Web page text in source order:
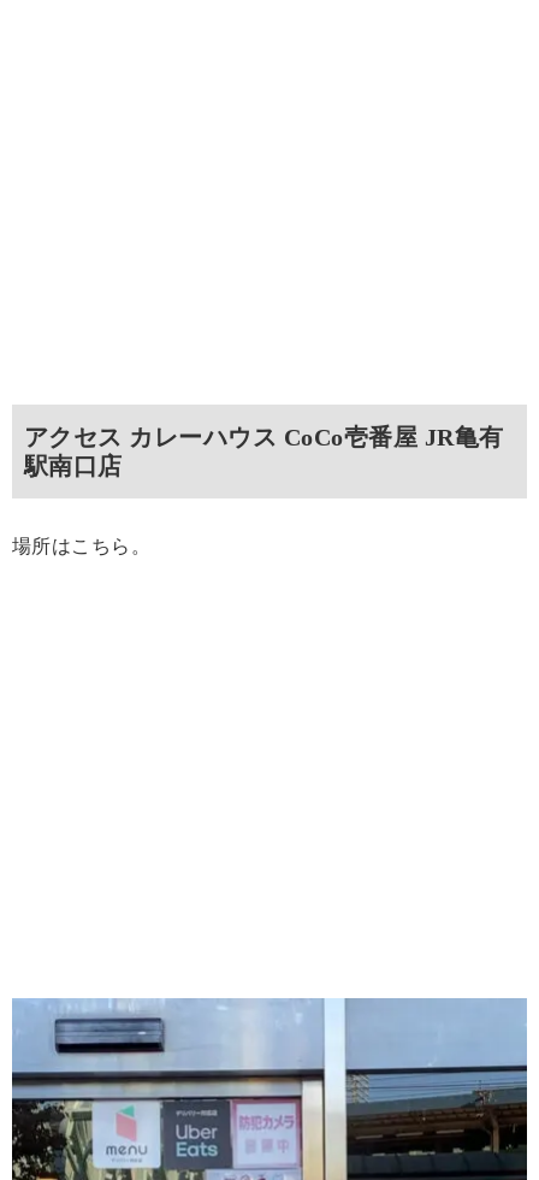
アクセス カレーハウス CoCo壱番屋 JR亀有
駅南口店
場所はこちら。